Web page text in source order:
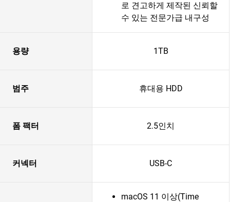
로 견고하게 제작된 신뢰할
수 있는 전문가급 내구성
용량 1TB
범주 휴대용 HDD
폼 팩터 2.5인치
커넥터 USB-C
macOS 11 이상(Time